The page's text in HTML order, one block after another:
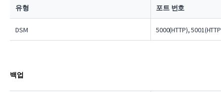
유형 포트 번호
DSM 5000(HTTP),
백업